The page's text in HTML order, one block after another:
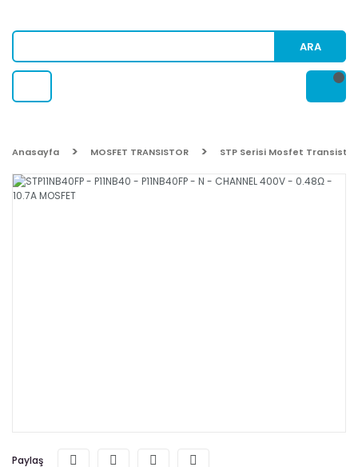
ARA
Anasayfa MOSFET TRANSISTOR STP Serisi Mosfet Transistor
Paylaş